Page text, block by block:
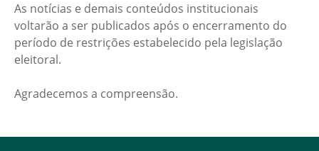
As notícias e demais conteúdos institucionais
voltarão a ser publicados após o encerramento do
período de restrições estabelecido pela legislação
eleitoral.
Agradecemos a compreensão.